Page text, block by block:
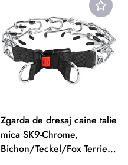
Zgarda de dresaj caine talie
mica SK9-Chrome,
Bichon/Teckel/Fox Terrier